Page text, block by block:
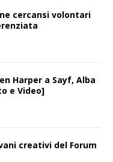
cercansi volontari
Harper a Sayf, Alba
e Video]
creativi del Forum